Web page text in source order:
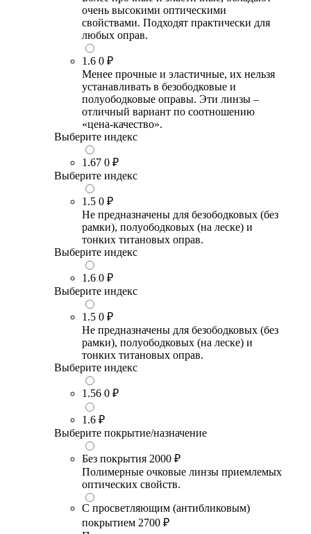
очень высокими оптическими
свойствами. Подходят практически для
любых оправ.
1.6 0 ₽
Менее прочные и эластичные, их нельзя
устанавливать в безободковые и
полуободковые оправы. Эти линзы –
отличный вариант по соотношению
«цена-качество».
Выберите индекс
1.67 0 ₽
Выберите индекс
1.5 0 ₽
Не предназначены для безободковых (без
рамки), полуободковых (на леске) и
тонких титановых оправ.
Выберите индекс
1.6 0 ₽
Выберите индекс
1.5 0 ₽
Не предназначены для безободковых (без
рамки), полуободковых (на леске) и
тонких титановых оправ.
Выберите индекс
1.56 0 ₽
1.6 ₽
Выберите покрытие/назначение
Без покрытия 2000 ₽
Полимерные очковые линзы приемлемых
оптических свойств.
С просветляющим (антибликовым)
покрытием 2700 ₽